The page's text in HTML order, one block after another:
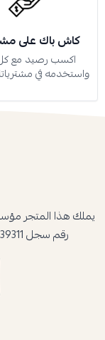
كاش باك على
اكسب رصيد مع
واستخدمه في
يملك هذا المتجر
رقم سجل 1010739311 موقع مواعين لجملة الاواني المنزلية